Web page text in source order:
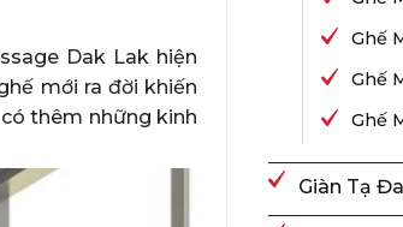
Dak Lak hiện
mới ra đời khiến
thêm những kinh
Ghế
Ghế
Ghế
Giàn Tạ